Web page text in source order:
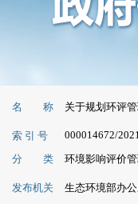
名 称 关于规划环评
索 引 号 000014672/
分 类 环境影响评价
发布机关
生态环境部办